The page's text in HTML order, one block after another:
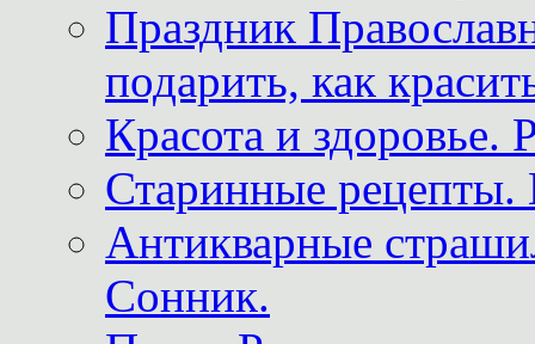
Праздник
подарить, как
Красота и здоровье.
Старинные рецепты.
Антикварные
Сонник.